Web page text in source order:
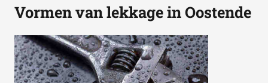
Vormen van lekkage in Oostende